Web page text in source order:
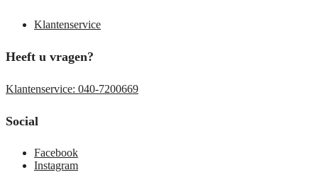
Klantenservice
Heeft u vragen?
Klantenservice: 040-7200669
Social
Facebook
Instagram